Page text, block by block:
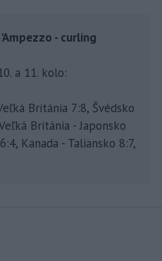
- curling
a 11. kolo:
Británia 7:8, Švédsko
Británia - Japonsko
Kanada - Taliansko 8:7,